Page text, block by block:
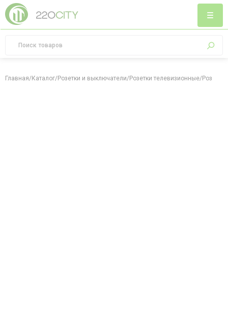
Главная/Каталог/Розетки и выключатели/Розетки телевизионные/